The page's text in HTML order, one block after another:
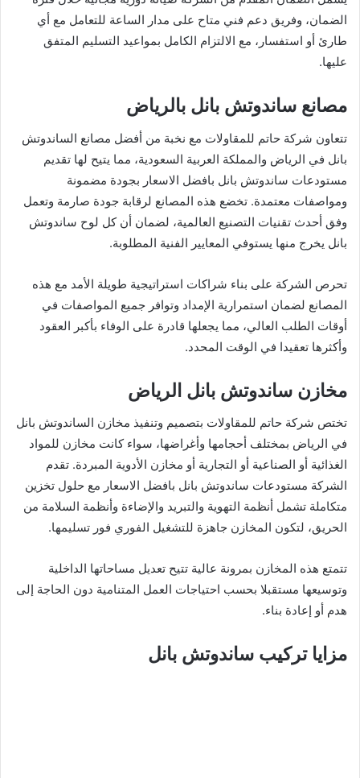
الضمان، وفريق دعم فني متاح على مدار الساعة للتعامل مع أي
طارئ أو استفسار، مع الالتزام الكامل بمواعيد التسليم المتفق
عليها.
مصانع ساندوتش بانل بالرياض
تتعاون شركة حاتم للمقاولات مع نخبة من أفضل مصانع الساندوتش
بانل في الرياض والمملكة العربية السعودية، مما يتيح لها تقديم
مستودعات ساندوتش بانل بافضل الاسعار بجودة مضمونة
ومواصفات معتمدة. تخضع هذه المصانع لرقابة جودة صارمة وتعمل
وفق أحدث تقنيات التصنيع العالمية، لضمان أن كل لوح ساندوتش
بانل يخرج منها يستوفي المعايير الفنية المطلوبة.
تحرص الشركة على بناء شراكات استراتيجية طويلة الأمد مع هذه
المصانع لضمان استمرارية الإمداد وتوافر جميع المواصفات في
أوقات الطلب العالي، مما يجعلها قادرة على الوفاء بأكبر العقود
وأكثرها تعقيدا في الوقت المحدد.
مخازن ساندوتش بانل الرياض
تختص شركة حاتم للمقاولات بتصميم وتنفيذ مخازن الساندوتش بانل
في الرياض بمختلف أحجامها وأغراضها، سواء كانت مخازن للمواد
الغذائية أو الصناعية أو التجارية أو مخازن الأدوية المبردة. تقدم
الشركة مستودعات ساندوتش بانل بافضل الاسعار مع حلول تخزين
متكاملة تشمل أنظمة التهوية والتبريد والإضاءة وأنظمة السلامة من
الحريق، لتكون المخازن جاهزة للتشغيل الفوري فور تسليمها.
تتمتع هذه المخازن بمرونة عالية تتيح تعديل مساحاتها الداخلية
وتوسيعها مستقبلا بحسب احتياجات العمل المتنامية دون الحاجة إلى
هدم أو إعادة بناء.
مزايا تركيب ساندوتش بانل